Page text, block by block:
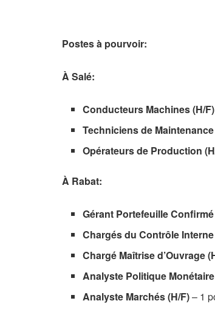
Postes à pourvoir:
À Salé:
Conducteurs Machines (H/F)
Techniciens de Maintenance
Opérateurs de Production
À Rabat:
Gérant Portefeuille Confirmé
Chargés du Contrôle Interne
Chargé Maîtrise d’Ouvrage
Analyste Politique
Analyste Marchés (H/F)– 1